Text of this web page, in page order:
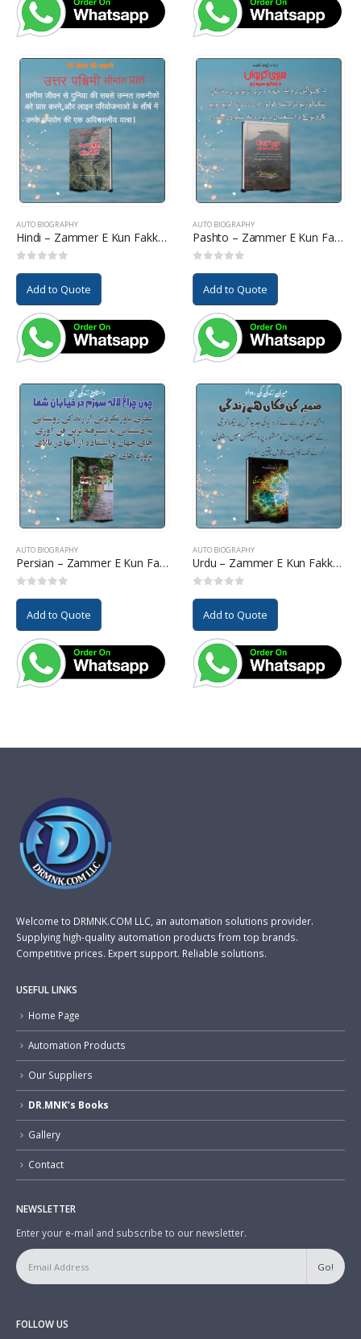
AUTO BIOGRAPHY
Hindi – Zammer E Kun Fakkan Ha Zindagi
Add to Quote
AUTO BIOGRAPHY
Pashto – Zammer E Kun Fakkan Ha Zindagi
Add to Quote
AUTO BIOGRAPHY
Persian – Zammer E Kun Fakkan Ha Zindagi
Add to Quote
AUTO BIOGRAPHY
Urdu – Zammer E Kun Fakkan Ha Zindagi
Add to Quote
Welcome to DRMNK.COM LLC, an automation solutions provider.
Supplying high-quality automation products from top brands.
Competitive prices. Expert support. Reliable solutions.
USEFUL LINKS
Home Page
Automation Products
Our Suppliers
DR.MNK’s Books
Gallery
Contact
NEWSLETTER
Enter your e-mail and subscribe to our newsletter.
FOLLOW US